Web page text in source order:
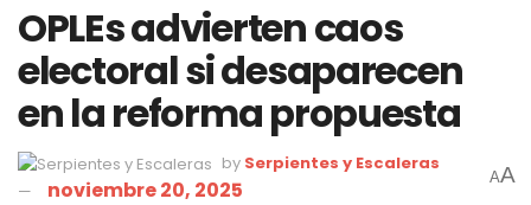
OPLEs advierten caos
electoral si desaparecen
en la reforma propuesta
by Serpientes y Escaleras
noviembre 20, 2025 AA